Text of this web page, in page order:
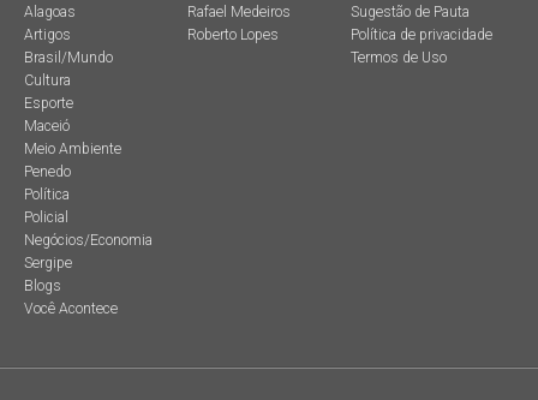
Alagoas
Artigos
Brasil/Mundo
Cultura
Esporte
Maceió
Meio Ambiente
Penedo
Política
Policial
Negócios/Economia
Sergipe
Blogs
Você Acontece
Rafael Medeiros
Roberto Lopes
Sugestão de Pauta
Política de privacidade
Termos de Uso